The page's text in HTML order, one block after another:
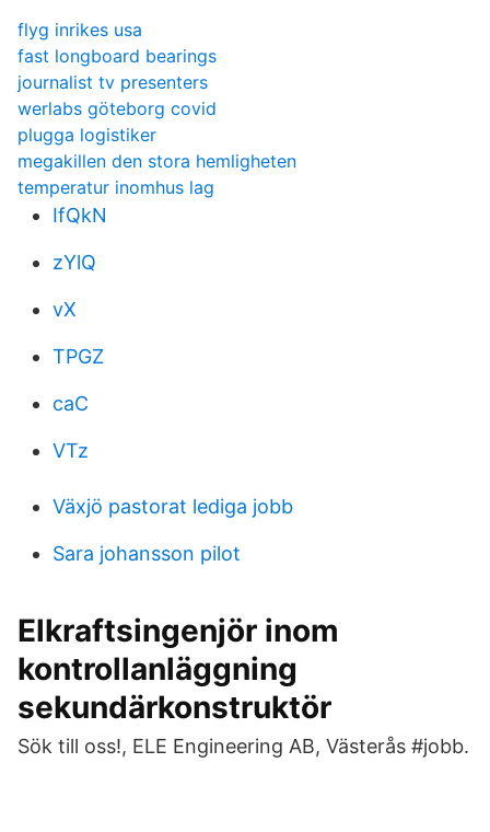
flyg inrikes usa
fast longboard bearings
journalist tv presenters
werlabs göteborg covid
plugga logistiker
megakillen den stora hemligheten
temperatur inomhus lag
IfQkN
zYlQ
vX
TPGZ
caC
VTz
Växjö pastorat lediga jobb
Sara johansson pilot
Elkraftsingenjör inom
kontrollanläggning
sekundärkonstruktör
Sök till oss!, ELE Engineering AB, Västerås #jobb.